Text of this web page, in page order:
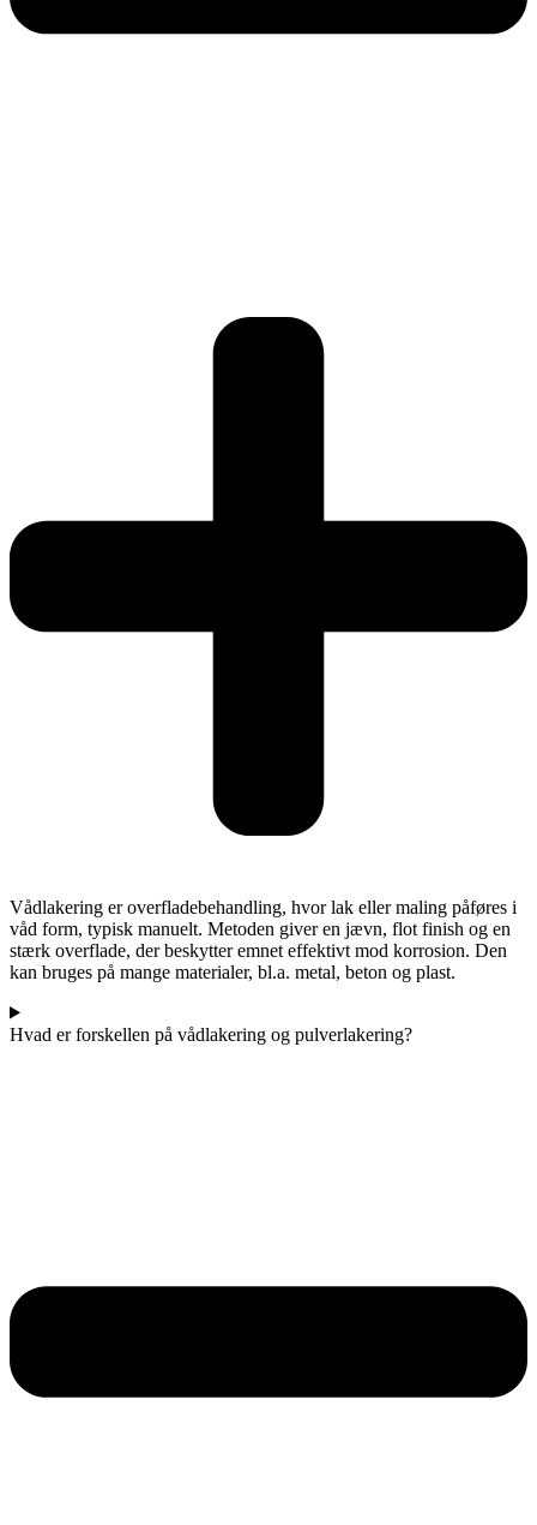
Vådlakering er overfladebehandling, hvor lak eller maling påføres i
våd form, typisk manuelt. Metoden giver en jævn, flot finish og en
stærk overflade, der beskytter emnet effektivt mod korrosion. Den
kan bruges på mange materialer, bl.a. metal, beton og plast.
Hvad er forskellen på vådlakering og pulverlakering?